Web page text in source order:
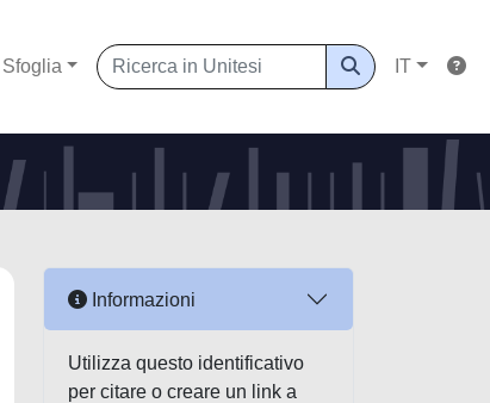
Sfoglia IT
Informazioni
Utilizza questo identificativo
per citare o creare un link a